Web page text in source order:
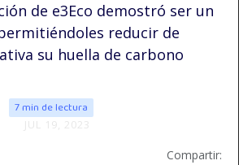
de e3Eco demostró ser un
reducir de
su huella de carbono
7 min de lectura
JUL 19, 2023
Compartir: